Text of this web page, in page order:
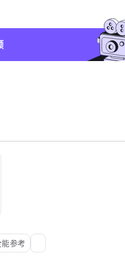
能参考